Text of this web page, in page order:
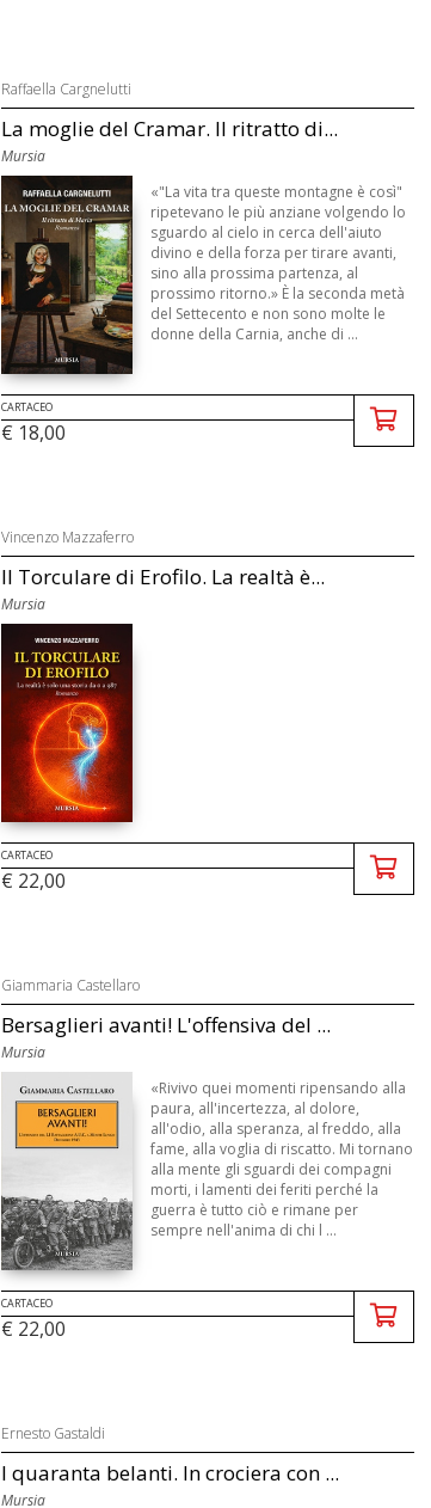
Raffaella Cargnelutti
La moglie del Cramar. Il ritratto di...
Mursia
«"La vita tra queste montagne è così"
ripetevano le più anziane volgendo lo
sguardo al cielo in cerca dell'aiuto
divino e della forza per tirare avanti,
sino alla prossima partenza, al
prossimo ritorno.» È la seconda metà
del Settecento e non sono molte le
donne della Carnia, anche di ...
CARTACEO
€ 18,00
Vincenzo Mazzaferro
Il Torculare di Erofilo. La realtà è...
Mursia
CARTACEO
€ 22,00
Giammaria Castellaro
Bersaglieri avanti! L'offensiva del ...
Mursia
«Rivivo quei momenti ripensando alla
paura, all'incertezza, al dolore,
all'odio, alla speranza, al freddo, alla
fame, alla voglia di riscatto. Mi tornano
alla mente gli sguardi dei compagni
morti, i lamenti dei feriti perché la
guerra è tutto ciò e rimane per
sempre nell'anima di chi l ...
CARTACEO
€ 22,00
Ernesto Gastaldi
I quaranta belanti. In crociera con ...
Mursia